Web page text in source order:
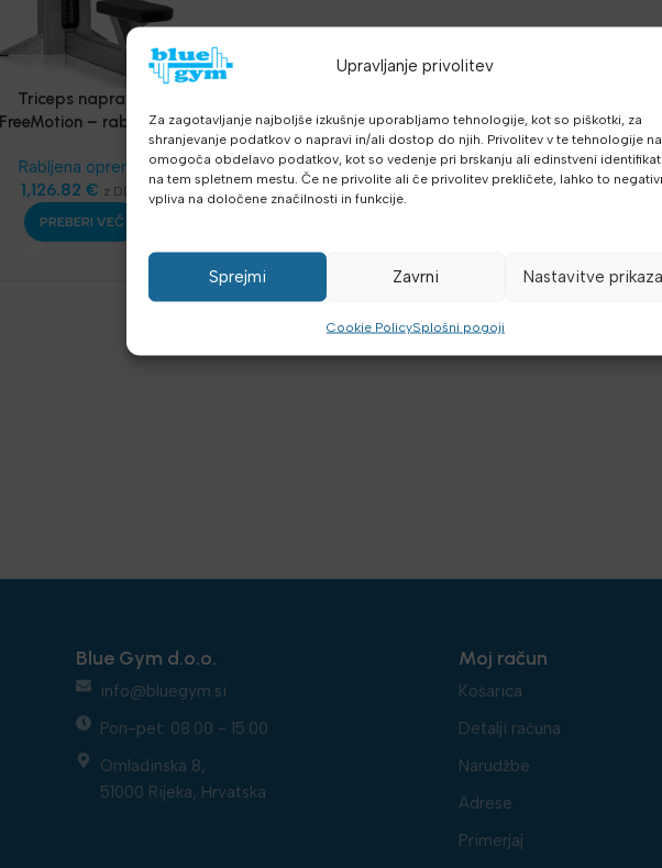
Upravljanje privolitev
Za zagotavljanje najboljše izkušnje uporabljamo tehnologije, kot so piškotki, za
shranjevanje podatkov o napravi in/ali dostop do njih. Privolitev v te tehnologije
omogoča obdelavo podatkov, kot so vedenje pri brskanju ali edinstveni
na tem spletnem mestu. Če ne privolite ali če privolitev prekličete, lahko to
vpliva na določene značilnosti in funkcije.
Sprejmi Zavrni Nastavitve prikaza
Cookie PolicySplošni pogoji
Triceps naprava
FreeMotion – rabljena
Rabljena oprema
1,126.82€ z DDV
PREBERI VEČ
Blue Gym d.o.o.
info@bluegym.si
Pon-pet: 08:00 - 15:00
Omladinska 8,
51000 Rijeka, Hrvatska
Moj račun
Košarica
Detalji računa
Narudžbe
Adrese
Primerjaj